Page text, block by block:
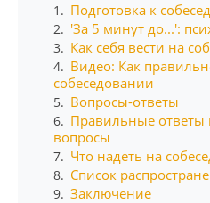
1. Подготовка к
2. 'За 5 минут до...':
3. Как себя вести на
4. Видео: Как
собеседовании
5. Вопросы-ответы
6. Правильные ответы
вопросы
7. Что надеть на
8. Список
9. Заключение